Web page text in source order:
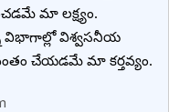
మా లక్ష్యం.
విభాగాల్లో విశ్వసనీయ
చేయడమే మా కర్తవ్యం.